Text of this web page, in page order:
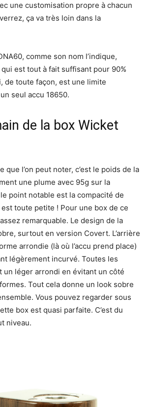
une customisation propre à chacun
ça va très loin dans la
comme son nom l’indique,
est tout à fait suffisant pour 90%
de toute façon, est une limite
seul accu 18650.
de la box Wicket
que l’on peut noter, c’est le poids de la
une plume avec 95g sur la
point notable est la compacité de
toute petite ! Pour une box de ce
remarquable. Le design de la
surtout en version Covert. L’arrière
arrondie (là où l’accu prend place)
légèrement incurvé. Toutes les
un léger arrondi en évitant un côté
Tout cela donne un look sobre
Vous pouvez regarder sous
box est quasi parfaite. C’est du
niveau.